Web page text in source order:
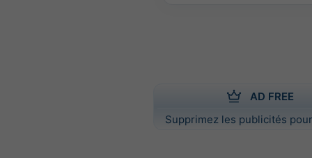
AD FREE
Supprimez les publicités